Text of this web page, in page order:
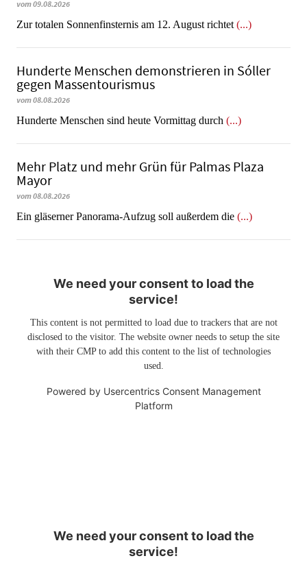
vom 09.08.2026
Zur totalen Sonnenfinsternis am 12. August richtet (...)
Hunderte Menschen demonstrieren in Sóller
gegen Massentourismus
vom 08.08.2026
Hunderte Menschen sind heute Vormittag durch (...)
Mehr Platz und mehr Grün für Palmas Plaza
Mayor
vom 08.08.2026
Ein gläserner Panorama-Aufzug soll außerdem die (...)
We need your consent to load the
service!
This content is not permitted to load due to trackers that are not
disclosed to the visitor. The website owner needs to setup the site
with their CMP to add this content to the list of technologies
used.
Powered by Usercentrics Consent Management
Platform
We need your consent to load the
service!